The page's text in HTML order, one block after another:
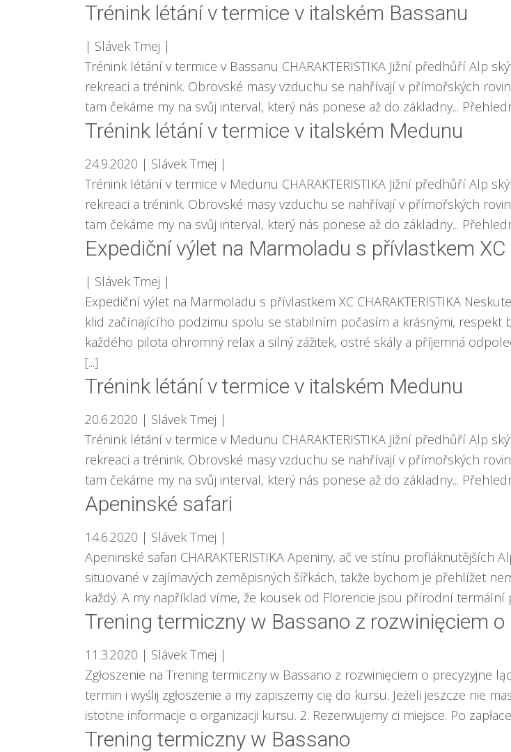
Trénink létání v termice v italském Bassanu
| Slávek Tmej |
Trénink létání v termice v Bassanu CHARAKTERISTIKA Jižní předhůří Alp
rekreaci a trénink. Obrovské masy vzduchu se nahřívají v přímořských
tam čekáme my na svůj interval, který nás ponese až do základny...
Trénink létání v termice v italském Medunu
24.9.2020 | Slávek Tmej |
Trénink létání v termice v Medunu CHARAKTERISTIKA Jižní předhůří Alp
rekreaci a trénink. Obrovské masy vzduchu se nahřívají v přímořských
tam čekáme my na svůj interval, který nás ponese až do základny...
Expediční výlet na Marmoladu s přívlastkem XC
| Slávek Tmej |
Expediční výlet na Marmoladu s přívlastkem XC CHARAKTERISTIKA
klid začínajícího podzimu spolu se stabilním počasím a krásnými,
každého pilota ohromný relax a silný zážitek, ostré skály a příjemná
[...]
Trénink létání v termice v italském Medunu
20.6.2020 | Slávek Tmej |
Trénink létání v termice v Medunu CHARAKTERISTIKA Jižní předhůří Alp
rekreaci a trénink. Obrovské masy vzduchu se nahřívají v přímořských
tam čekáme my na svůj interval, který nás ponese až do základny...
Apeninské safari
14.6.2020 | Slávek Tmej |
Apeninské safari CHARAKTERISTIKA Apeniny, ač ve stínu
situované v zajímavých zeměpisných šířkách, takže bychom je přehlížet
každý. A my například víme, že kousek od Florencie jsou přírodní termální
Trening termiczny w Bassano z rozwinięciem o
11.3.2020 | Slávek Tmej |
Zgłoszenie na Trening termiczny w Bassano z rozwinięciem o precyzyjne
termin i wyślij zgłoszenie a my zapiszemy cię do kursu. Jeżeli jeszcze nie
istotne informacje o organizacji kursu. 2. Rezerwujemy ci miejsce. Po
Trening termiczny w Bassano